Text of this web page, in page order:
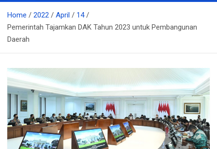
Home 2022 April
14
Pemerintah Tajamkan DAK Tahun 2023 untuk Pembangunan
Daerah